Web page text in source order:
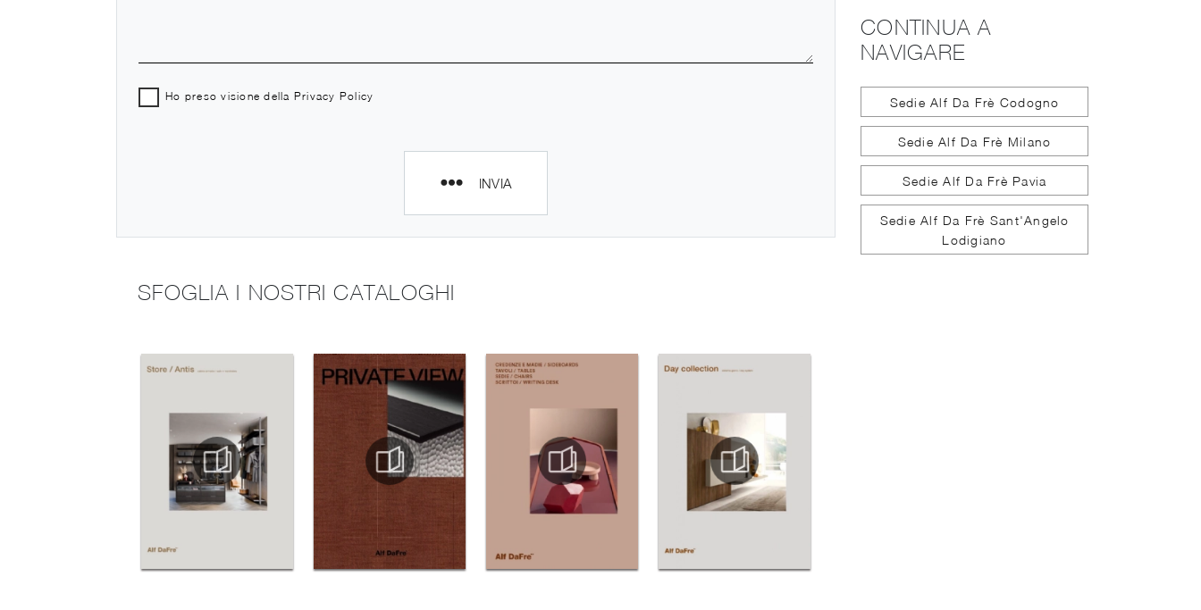
Ho preso visione della Privacy Policy
INVIA
SFOGLIA I NOSTRI CATALOGHI
CONTINUA A
NAVIGARE
Sedie Alf Da Frè Codogno
Sedie Alf Da Frè Milano
Sedie Alf Da Frè Pavia
Sedie Alf Da Frè Sant'Angelo
Lodigiano